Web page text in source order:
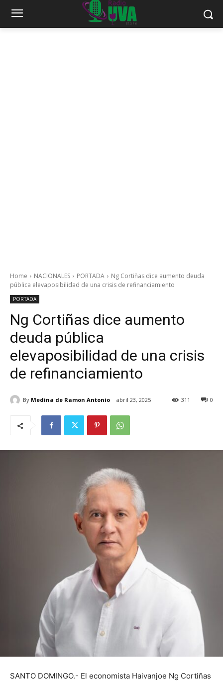
Home NACIONALES PORTADA
Ng Cortiñas dice aumento deuda
pública elevaposibilidad de una crisis de refinanciamiento
PORTADA
Ng Cortiñas dice aumento
deuda pública
elevaposibilidad de una crisis
de refinanciamiento
By Medina de Ramon Antonio abril 23, 2025 0
311
SANTO DOMINGO.- El economista Haivanjoe Ng Cortiñas